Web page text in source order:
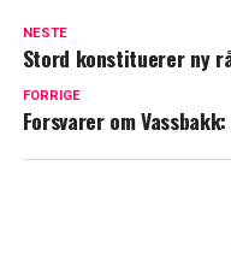
NESTE
Stord konstituerer ny
FORRIGE
Forsvarer om